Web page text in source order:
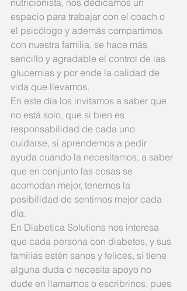
nutricionista, nos dedicamos un
espacio para trabajar con el coach o
el psicólogo y además compartimos
con nuestra familia, se hace más
sencillo y agradable el control de las
glucemias y por ende la calidad de
vida que llevamos.
En este día los invitamos a saber que
no está solo, que si bien es
responsabilidad de cada uno
cuidarse, si aprendemos a pedir
ayuda cuando la necesitamos, a saber
que en conjunto las cosas se
acomodan mejor, tenemos la
posibilidad de sentirnos mejor cada
día.
En Diabetica Solutions nos interesa
que cada persona con diabetes, y sus
familias estén sanos y felices, si tiene
alguna duda o necesita apoyo no
dude en llamarnos o escribrinos, pues